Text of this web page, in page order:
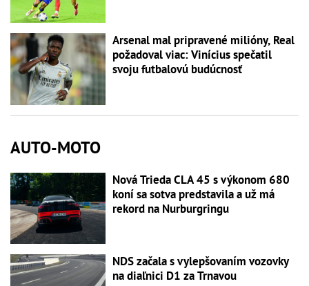
Arsenal mal pripravené milióny, Real
požadoval viac: Vinícius spečatil
svoju futbalovú budúcnosť
AUTO-MOTO
Nová Trieda CLA 45 s výkonom 680
koní sa sotva predstavila a už má
rekord na Nurburgringu
NDS začala s vylepšovaním vozovky
na diaľnici D1 za Trnavou